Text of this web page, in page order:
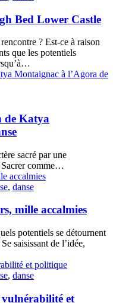
Bed Lower Castle
? Est-ce à raison
que les potentiels
de Katya
sacré par une
Sacrer comme…
, danse
mille accalmies
potentiels se détournent
saisissant de l’idée,
, danse
et